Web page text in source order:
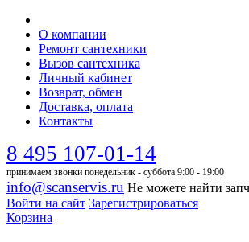
О компании
Ремонт сантехники
Вызов сантехника
Личный кабинет
Возврат, обмен
Доставка, оплата
Контакты
8 495 107-01-14
принимаем звонки понедельник - суббота 9:00 - 19:00
info@scanservis.ru Не можете найти
Войти на сайт Зарегистрироваться
Корзина